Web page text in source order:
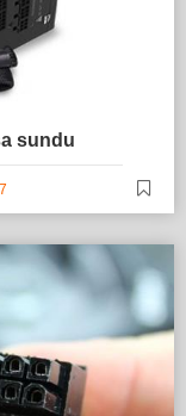
sundu
7